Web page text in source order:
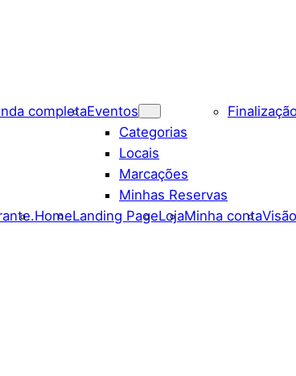
completaEventos
Categorias
Locais
Marcações
Minhas Reservas
HomeLanding PageLojaMinha conta